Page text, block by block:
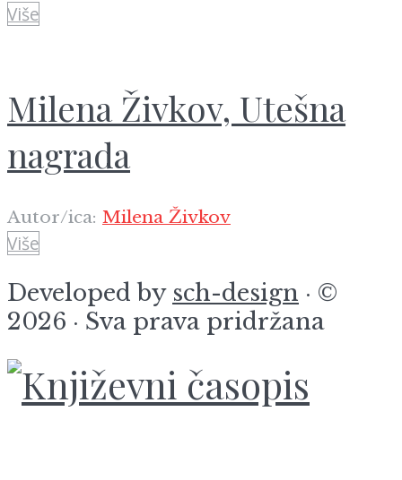
Više
Milena Živkov, Utešna
nagrada
Autor/ica: Milena Živkov
Više
Developed by sch-design · ©
2026 · Sva prava pridržana